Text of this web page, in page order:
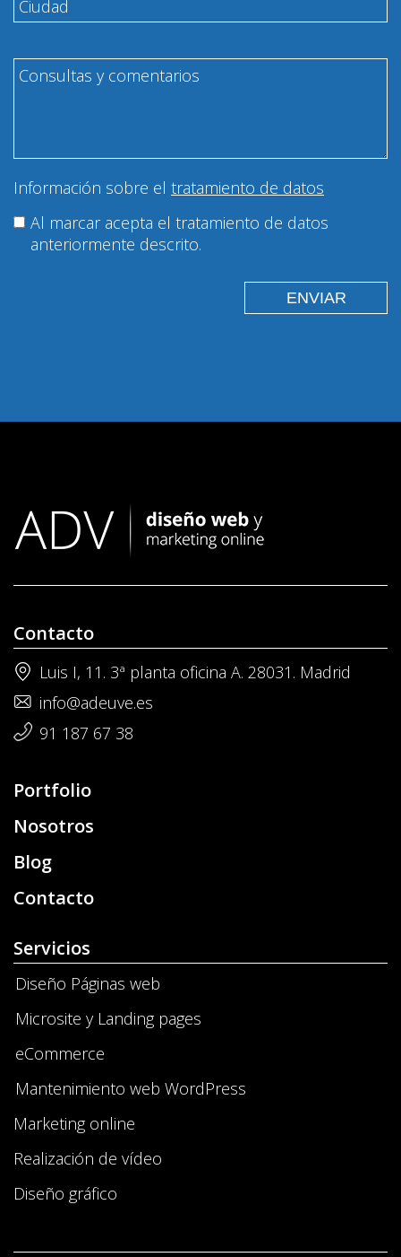
Información sobre el tratamiento de datos
Al marcar acepta el tratamiento de datos
anteriormente descrito.
Contacto
Luis I, 11. 3ª planta oficina A. 28031. Madrid
info@adeuve.es
91 187 67 38
Portfolio
Nosotros
Blog
Contacto
Servicios
Diseño Páginas web
Microsite y Landing pages
eCommerce
Mantenimiento web WordPress
Marketing online
Realización de vídeo
Diseño gráfico